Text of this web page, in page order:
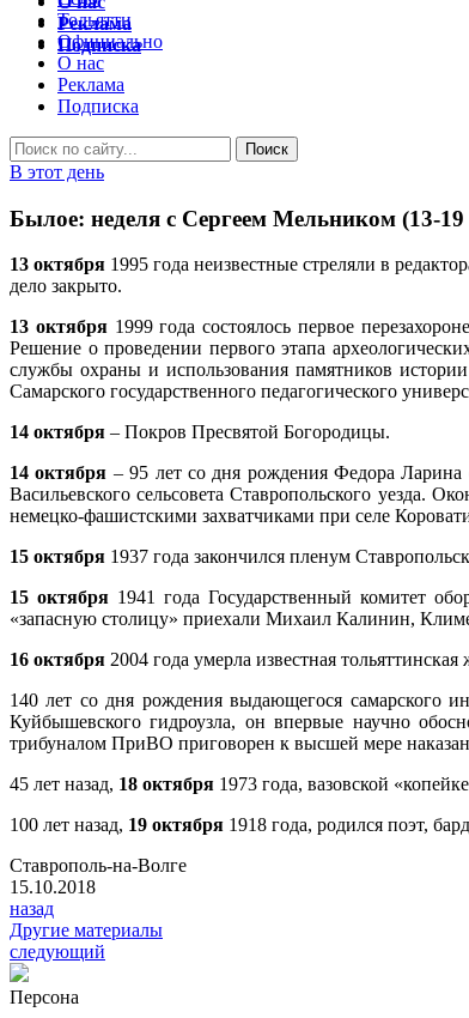
Тольятти
Официально
О нас
Реклама
Подписка
В этот день
Былое: неделя с Сергеем Мельником (13-19
13 октября 1995 года неизвестные стреляли в
дело закрыто.
13 октября1999 года состоялось первое
Решение о проведении первого этапа
службы охраны и использования памятников
Самарского государственного педагогического
14 октября – Покров Пресвятой Богородицы.
14 октября – 95 лет со дня рождения Федора
Васильевского сельсовета Ставропольского
немецко-фашистскими захватчиками при селе
15 октября 1937 года закончился пленум
15 октября 1941 года Государственный комитет
«запасную столицу» приехали Михаил Калинин,
16 октября 2004 года умерла известная
140 лет со дня рождения выдающегося самарского
Куйбышевского гидроузла, он впервые научно
трибуналом ПриВО приговорен к высшей мере
45 лет назад, 18 октября 1973 года, вазовской
100 лет назад, 19 октября 1918 года, родился поэт,
Ставрополь-на-Волге
15.10.2018
назад
Другие материалы
следующий
Персона
Реклама
Подписка